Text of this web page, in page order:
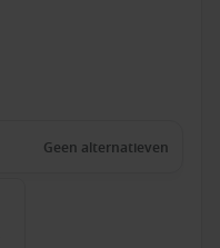
Geen alternatieven